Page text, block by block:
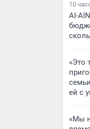
10
AI-
«Это
ей с
«Мы